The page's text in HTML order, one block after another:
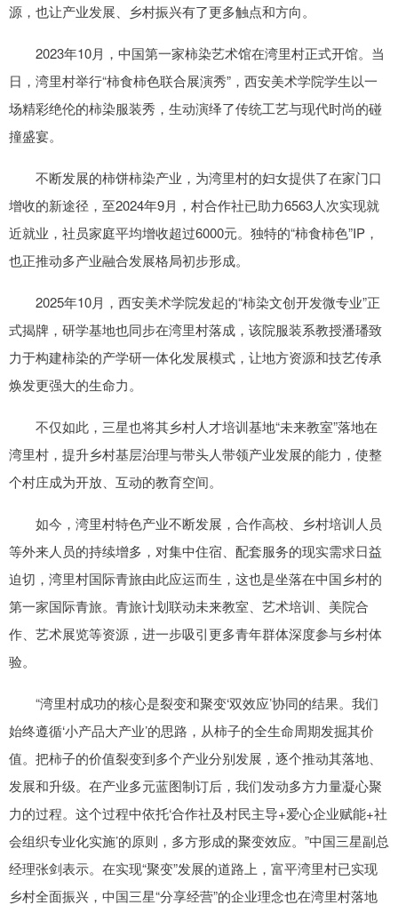
源，也让产业发展、乡村振兴有了更多触点和方向。
2023年10月，中国第一家柿染艺术馆在湾里村正式开馆。当
日，湾里村举行“柿食柿色联合展演秀”，西安美术学院学生以一
场精彩绝伦的柿染服装秀，生动演绎了传统工艺与现代时尚的碰
撞盛宴。
不断发展的柿饼柿染产业，为湾里村的妇女提供了在家门口
增收的新途径，至2024年9月，村合作社已助力6563人次实现就
近就业，社员家庭平均增收超过6000元。独特的“柿食柿色”IP，
也正推动多产业融合发展格局初步形成。
2025年10月，西安美术学院发起的“柿染文创开发微专业”正
式揭牌，研学基地也同步在湾里村落成，该院服装系教授潘璠致
力于构建柿染的产学研一体化发展模式，让地方资源和技艺传承
焕发更强大的生命力。
不仅如此，三星也将其乡村人才培训基地“未来教室”落地在
湾里村，提升乡村基层治理与带头人带领产业发展的能力，使整
个村庄成为开放、互动的教育空间。
如今，湾里村特色产业不断发展，合作高校、乡村培训人员
等外来人员的持续增多，对集中住宿、配套服务的现实需求日益
迫切，湾里村国际青旅由此应运而生，这也是坐落在中国乡村的
第一家国际青旅。青旅计划联动未来教室、艺术培训、美院合
作、艺术展览等资源，进一步吸引更多青年群体深度参与乡村体
验。
“湾里村成功的核心是裂变和聚变‘双效应’协同的结果。我们
始终遵循‘小产品大产业’的思路，从柿子的全生命周期发掘其价
值。把柿子的价值裂变到多个产业分别发展，逐个推动其落地、
发展和升级。在产业多元蓝图制订后，我们发动多方力量凝心聚
力的过程。这个过程中依托‘合作社及村民主导+爱心企业赋能+社
会组织专业化实施’的原则，多方形成的聚变效应。”中国三星副总
经理张剑表示。在实现“聚变”发展的道路上，富平湾里村已实现
乡村全面振兴，中国三星“分享经营”的企业理念也在湾里村落地